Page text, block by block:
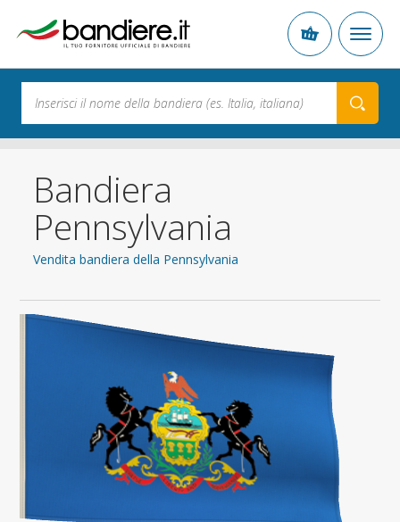
Bandiera
Pennsylvania
Vendita bandiera della Pennsylvania